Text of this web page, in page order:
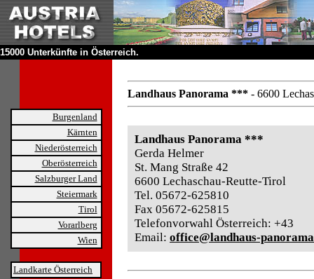
15000 Unterkünfte in Österreich.
Burgenland
Kärnten
Niederösterreich
Oberösterreich
Salzburger Land
Steiermark
Tirol
Vorarlberg
Wien
Landkarte Österreich
Landhaus Panorama *** - 6600
Landhaus Panorama ***
Gerda Helmer
St. Mang Straße 42
6600 Lechaschau-Reutte-Tirol
Tel. 05672-625810
Fax 05672-625815
Telefonvorwahl Österreich: +43
Email: office@landhaus-